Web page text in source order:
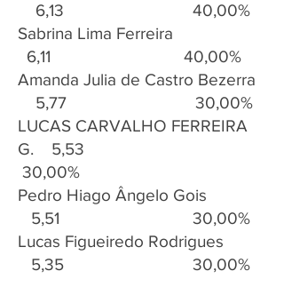
6,13 40,00%
Sabrina Lima Ferreira
6,11 40,00%
Amanda Julia de Castro Bezerra
5,77 30,00%
LUCAS CARVALHO FERREIRA
G. 5,53
30,00%
Pedro Hiago Ângelo Gois
5,51 30,00%
Lucas Figueiredo Rodrigues
5,35 30,00%